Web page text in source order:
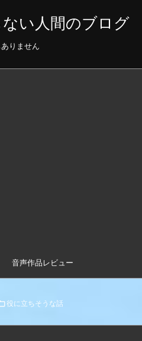
い人間のブログ
りません
音声作品レビュー
役に立ちそうな話